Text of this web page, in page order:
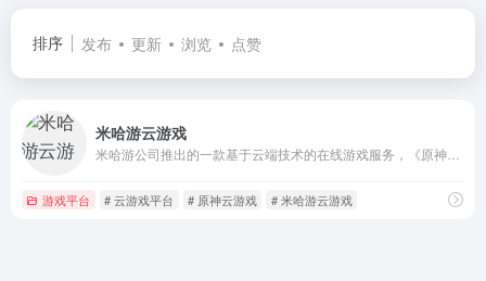
排序 发布 更新 浏览 点赞
米哈游云游戏
游戏平台 # 云游戏平台 # 原神云游戏 # 米哈游云游戏